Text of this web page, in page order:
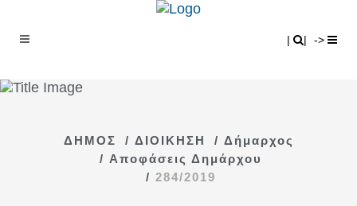
| | ->
ΔΗΜΟΣ / ΔΙΟΙΚΗΣΗ / Δήμαρχος
/ Αποφάσεις Δημάρχου
/ 284/2019